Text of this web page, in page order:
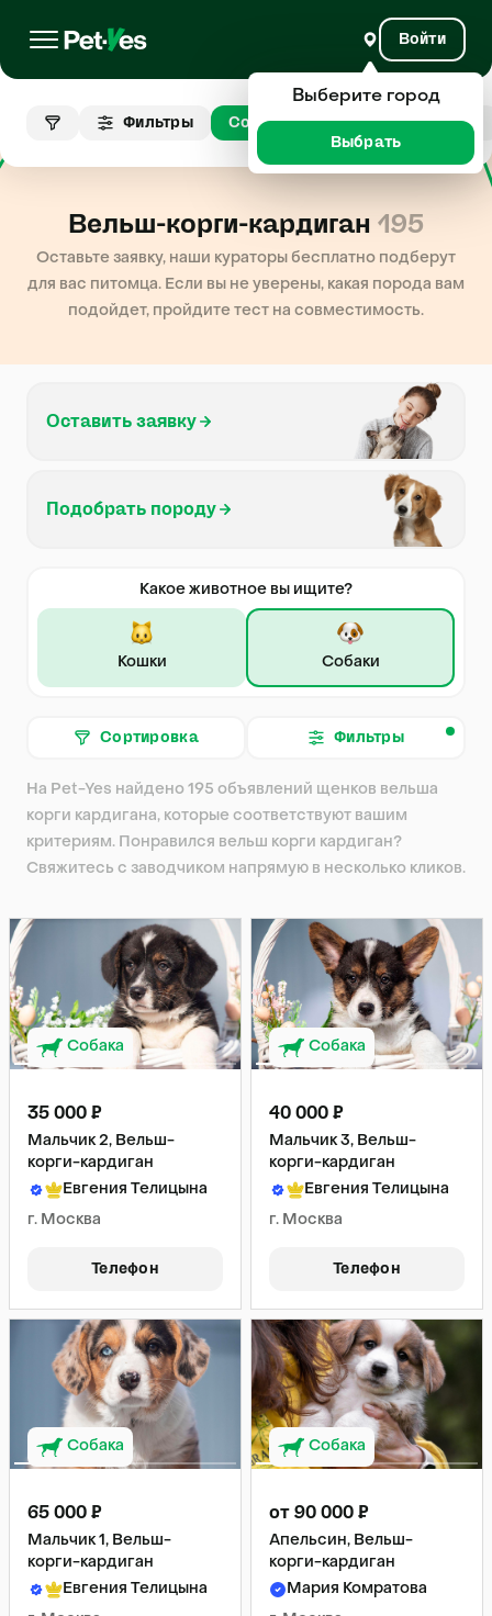
Войти
Фильтры Собаки
Вельш-
корги-
кардиган
Город
Вельш-корги-кардиган 195
Оставьте заявку, наши кураторы бесплатно подберут
для вас питомца. Если вы не уверены, какая порода вам
подойдет, пройдите тест на совместимость.
Оставить заявку
Подобрать породу
Какое животное вы ищите?
Кошки Собаки
Сортировка Фильтры
На Pet-Yes найдено 195 объявлений щенков вельша
корги кардигана, которые соответствуют вашим
критериям. Понравился вельш корги кардиган?
Свяжитесь с заводчиком напрямую в несколько кликов.
Собака
35 000 ₽
Мальчик 2, Вельш-
корги-кардиган
Евгения Телицына
г. Москва
Телефон
Собака
40 000 ₽
Мальчик 3, Вельш-
корги-кардиган
Евгения Телицына
г. Москва
Телефон
Собака
65 000 ₽
Мальчик 1, Вельш-
корги-кардиган
Евгения Телицына
Собака
от 90 000 ₽
Апельсин, Вельш-
корги-кардиган
Мария Комратова
Выберите город
Выбрать